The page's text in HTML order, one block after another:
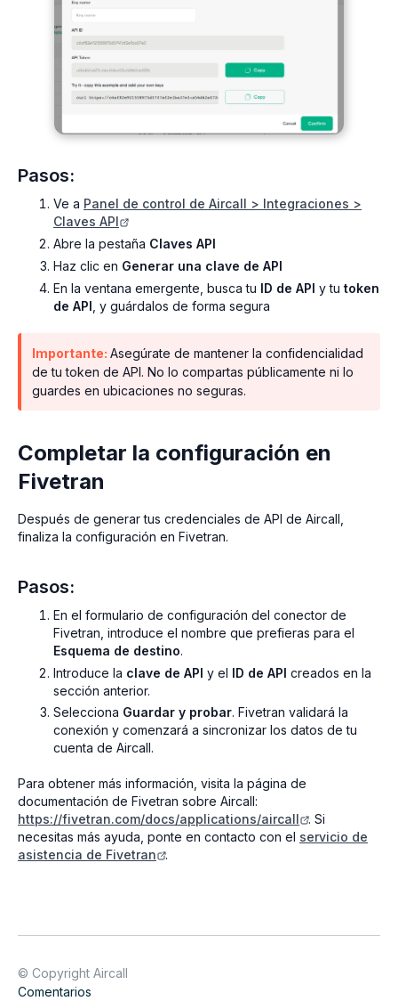
Pasos:
Ve a Panel de control de Aircall > Integraciones >
Claves API
Abre la pestaña Claves API
Haz clic en Generar una clave de API
En la ventana emergente, busca tu ID de API y tu token
de API , y guárdalos de forma segura
Importante: Asegúrate de mantener la confidencialidad
de tu token de API. No lo compartas públicamente ni lo
guardes en ubicaciones no seguras.
Completar la configuración en
Fivetran
Después de generar tus credenciales de API de Aircall,
finaliza la configuración en Fivetran.
Pasos:
En el formulario de configuración del conector de
Fivetran, introduce el nombre que prefieras para el
Esquema de destino.
Introduce la clave de API y el ID de API creados en la
sección anterior.
Selecciona Guardar y probar. Fivetran validará la
conexión y comenzará a sincronizar los datos de tu
cuenta de Aircall.
Para obtener más información, visita la página de
documentación de Fivetran sobre Aircall:
https://fivetran.com/docs/applications/aircall
. Si
necesitas más ayuda, ponte en contacto con el servicio de
asistencia de Fivetran
.
© Copyright Aircall
Comentarios